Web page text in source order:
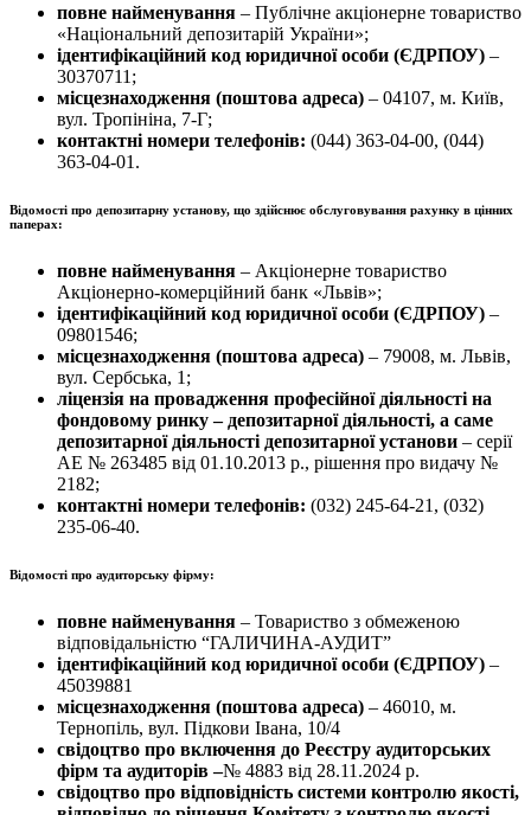
повне найменування – Публічне акціонерне товариство
«Національний депозитарій України»;
ідентифікаційний код юридичної особи (ЄДРПОУ) –
30370711;
місцезнаходження (поштова адреса) – 04107, м. Київ,
вул. Тропініна, 7-Г;
контактні номери телефонів: (044) 363-04-00, (044)
363-04-01.
Відомості про депозитарну установу, що здійснює обслуговування рахунку в цінних
паперах:
повне найменування – Акціонерне товариство
Акціонерно-комерційний банк «Львів»;
ідентифікаційний код юридичної особи (ЄДРПОУ) –
09801546;
місцезнаходження (поштова адреса) – 79008, м. Львів,
вул. Сербська, 1;
ліцензія на провадження професійної діяльності на
фондовому ринку – депозитарної діяльності, а саме
депозитарної діяльності депозитарної установи – серії
АЕ № 263485 від 01.10.2013 р., рішення про видачу №
2182;
контактні номери телефонів: (032) 245-64-21, (032)
235-06-40.
Відомості про аудиторську фірму:
повне найменування – Товариство з обмеженою
відповідальністю “ГАЛИЧИНА-АУДИТ”
ідентифікаційний код юридичної особи (ЄДРПОУ) –
45039881
місцезнаходження (поштова адреса) – 46010, м.
Тернопіль, вул. Підкови Івана, 10/4
свідоцтво про включення до Реєстру аудиторських
фірм та аудиторів –№ 4883 від 28.11.2024 р.
свідоцтво про відповідність системи контролю якості,